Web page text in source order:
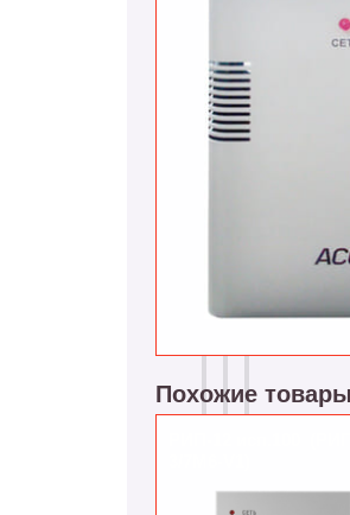
Похожие товары